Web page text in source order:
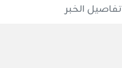
تفاصيل الخبر